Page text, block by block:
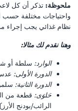
ملحوظة: تذكر أن كل
واحتياجات مختلفة حسب
نظام غذائي يجب إجراء
وهنا نقدم لك مثالا:
الوارد: سلطة أو
الدورة الأولى:
الدورة الثانية:
حَلوَى: قطعة من
الرائب/بودنج